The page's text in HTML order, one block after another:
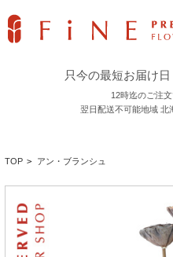
TOP > アン・ブランシュ